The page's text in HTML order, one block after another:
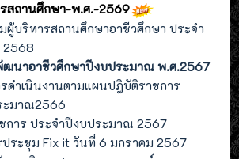
สถานศึกษา-พ.ศ.-2569
ผู้บริหารสถานศึกษาอาชีวศึกษา ประจำ
ฒนาอาชีวศึกษาปีงบประมาณ พ.ศ.2567
ดำเนินงานตามแผนปฎิบัติราชการ
ะมาณ2566
การ ประจำปีงบประมาณ 2567
ระชุม Fix it วันที่ 6 มกราคม 2567